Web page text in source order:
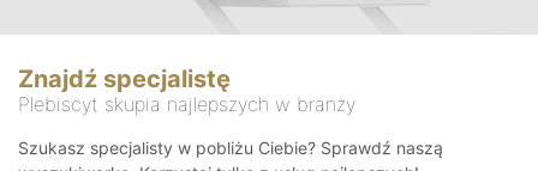
Znajdź specjalistę
Plebiscyt skupia najlepszych w branży
Szukasz specjalisty w pobliżu Ciebie? Sprawdź naszą